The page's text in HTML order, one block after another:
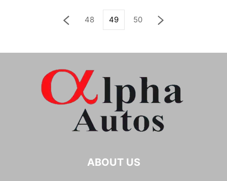
48 49 50
ABOUT US